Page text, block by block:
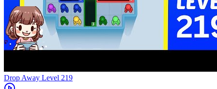
Level 219